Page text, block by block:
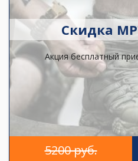
Скидка
Акция бесплатный
5200 руб.